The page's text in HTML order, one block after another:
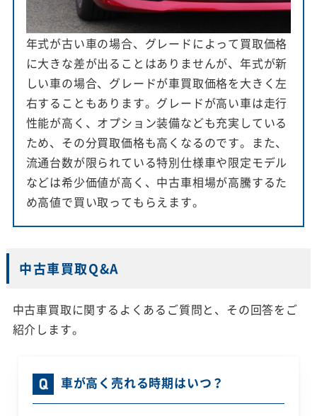
年式が古い車の場合、グレードによって買取価格
に大きな差が出ることはありませんが、年式が新
しい車の場合、グレードが車買取価格を大きく左
右することもあります。グレードが高い車は走行
性能が高く、オプション装備なども充実している
ため、その分買取価格も高くなるのです。また、
流通台数が限られている特別仕様車や限定モデル
などは希少価値が高く、中古車相場が高騰するた
め高値で買い取ってもらえます。
中古車買取Q&A
中古車買取に関するよくあるご質問と、その回答をご
紹介します。
車が高く売れる時期はいつ？